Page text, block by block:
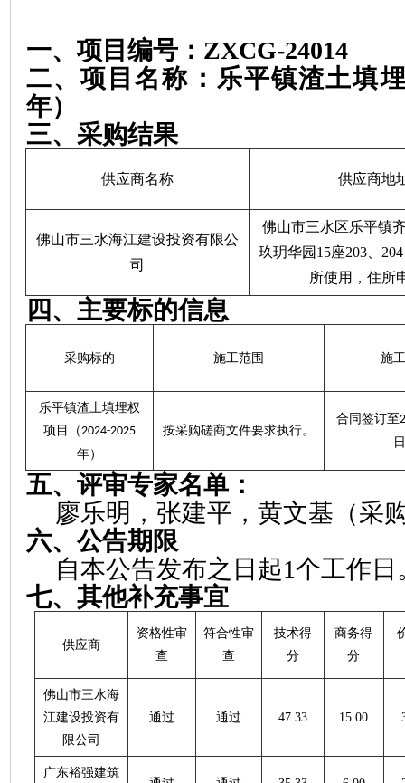
一、项目编号： ZXCG-24014
二、项目名称：乐平镇渣土填
年）
三、采购结果
供应商名称 供应商地
佛山市三水海江建设投资有限公
司
佛山市三水区乐平镇
玖玥华园15座203、
所使用，住所
四、主要标的信息
采购标的 施工范围 施
乐平镇渣土填埋权
项目（2024-2025
年）
按采购磋商文件要求执行。
合同签订至
五、评审专家名单：
廖乐明，张建平，黄文基（采
六、公告期限
自本公告发布之日起1个工作日
七、其他补充事宜
供应商
资格性审
查
符合性审
查
技术得
分
商务得
分
佛山市三水海
江建设投资有
限公司
通过 通过 47.33 15.00
广东裕强建筑